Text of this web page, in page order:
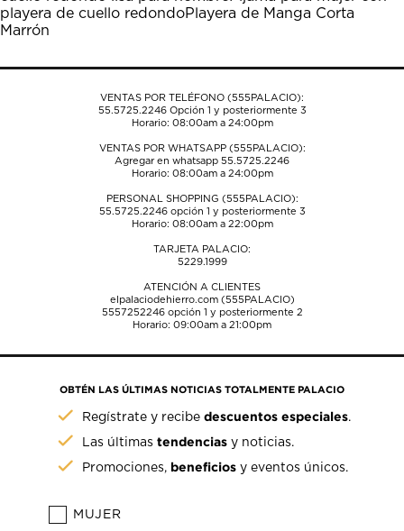
de
envío.
de
envío.
de
de
de
playera de cuello redondoPlayera de Manga Corta
Marrón
VENTAS POR TELÉFONO (555PALACIO):
55.5725.2246Opción 1 y posteriormente 3
Horario: 08:00am a 24:00pm
VENTAS POR WHATSAPP (555PALACIO):
Agregar en whatsapp 55.5725.2246
Horario: 08:00am a 24:00pm
PERSONAL SHOPPING (555PALACIO):
55.5725.2246opción 1 y posteriormente 3
Horario: 08:00am a 22:00pm
TARJETA PALACIO:
5229.1999
ATENCIÓN A CLIENTES
elpalaciodehierro.com (555PALACIO)
5557252246opción 1 y posteriormente 2
Horario: 09:00am a 21:00pm
OBTÉN LAS ÚLTIMAS NOTICIAS TOTALMENTE PALACIO
Regístrate y recibedescuentos especiales.
Las últimastendencias y noticias.
Promociones, beneficios y eventos únicos.
MUJER